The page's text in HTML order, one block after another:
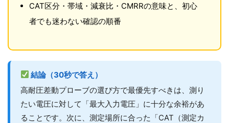
CAT区分・帯域・減衰比・CMRRの意味と、初心
者でも迷わない確認の順番
結論（30秒で答え）
高耐圧差動プローブの選び方で最優先すべきは、測り
たい電圧に対して「最大入力電圧」に十分な余裕があ
ることです。次に、測定場所に合った「CAT（測定カ